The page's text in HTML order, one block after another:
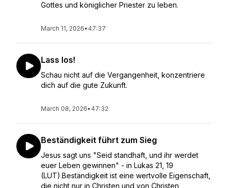
Gottes und königlicher Priester zu leben.
March 11, 2026• 47:37
Lass los!
Schau nicht auf die Vergangenheit, konzentriere
dich auf die gute Zukunft.
March 08, 2026• 47:32
Beständigkeit führt zum Sieg
Jesus sagt uns "Seid standhaft, und ihr werdet
euer Leben gewinnen" - in Lukas 21, 19
(LUT).Beständigkeit ist eine wertvolle Eigenschaft,
die nicht nur in Christen und von Christen